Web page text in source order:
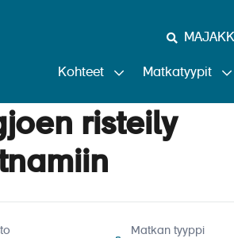
Kohteet Matkatyypit
risteily
Matkan tyyppi